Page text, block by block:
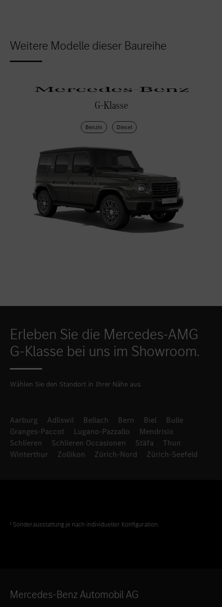
Weitere Modelle dieser Baureihe
G-Klasse
Benzin Diesel
Erleben Sie die Mercedes-AMG
G-Klasse bei uns im Showroom.
Wählen Sie den Standort in Ihrer Nähe aus.
Aarburg Adliswil Bellach Bern Biel
Bulle
Granges-Paccot
Lugano-Pazzallo
Mendrisio
Schlieren
Schlieren Occasionen Stäfa
Thun
Winterthur
Zollikon Zürich-Nord Zürich-Seefeld
¹ Sonderausstattung je nach individueller Konfiguration.
Mercedes-Benz Automobil AG